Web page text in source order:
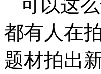
可以这
都有人在
题材拍出